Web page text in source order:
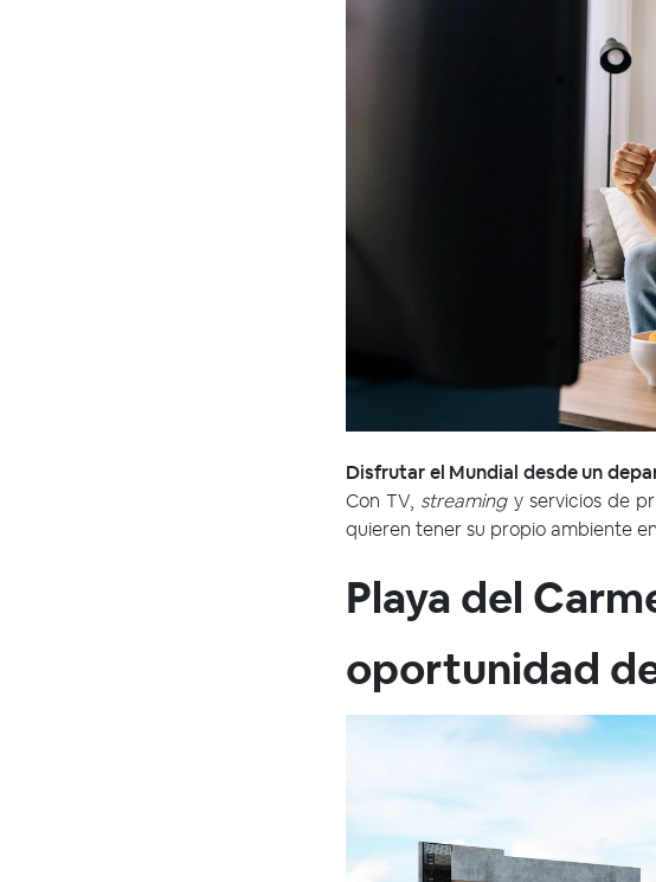
Disfrutar el Mundial desde un
Con TV, streamingy servicios de
quieren tener su propio ambiente
Playa del
oportunidad